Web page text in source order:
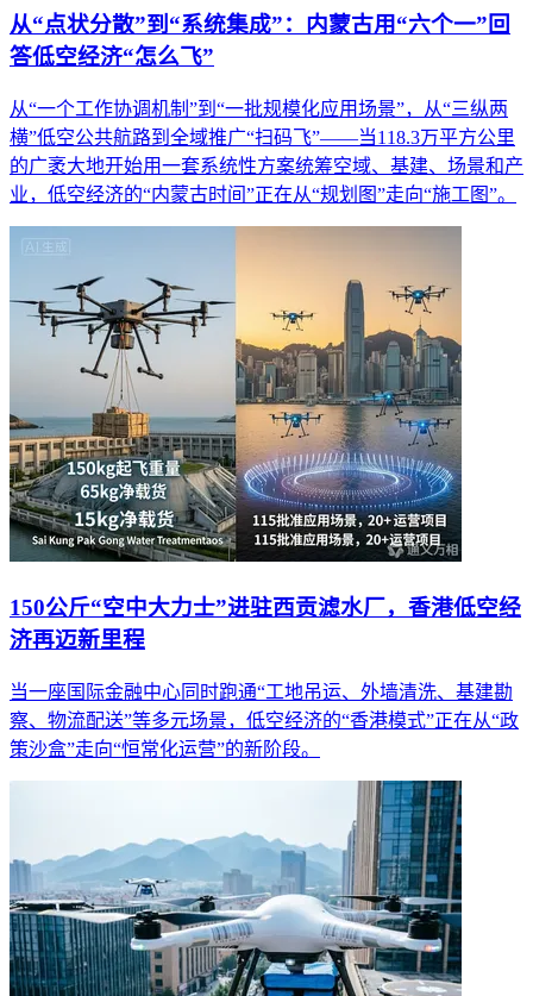
从“点状分散”到“系统集成”：内蒙古用“六个一”回
答低空经济“怎么飞”
从“一个工作协调机制”到“一批规模化应用场景”，从“三纵两
横”低空公共航路到全域推广“扫码飞”——当118.3万平方公里
的广袤大地开始用一套系统性方案统筹空域、基建、场景和产
业，低空经济的“内蒙古时间”正在从“规划图”走向“施工图”。
150公斤“空中大力士”进驻西贡滤水厂，香港低空经
济再迈新里程
当一座国际金融中心同时跑通“工地吊运、外墙清洗、基建勘
察、物流配送”等多元场景，低空经济的“香港模式”正在从“政
策沙盒”走向“恒常化运营”的新阶段。